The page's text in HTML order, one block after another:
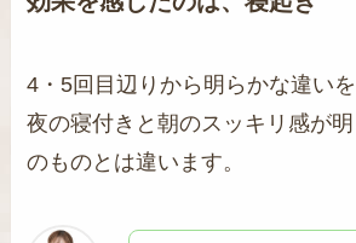
4・5回目辺りから明らかな違いを
夜の寝付きと朝のスッキリ感が
のものとは違います。